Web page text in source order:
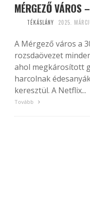
MÉRGEZŐ VÁROS
TÉKÁSLÁNY 2025.
A Mérgező város a
rozsdaövezet
ahol megkárosított
harcolnak
keresztül. A Netflix...
Tovább